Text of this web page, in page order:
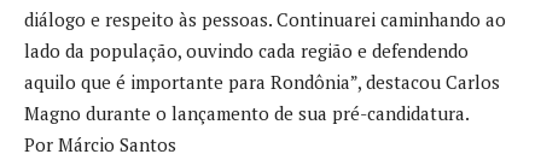
diálogo e respeito às pessoas. Continuarei caminhando ao
lado da população, ouvindo cada região e defendendo
aquilo que é importante para Rondônia”, destacou Carlos
Magno durante o lançamento de sua pré-candidatura.
Por Márcio Santos